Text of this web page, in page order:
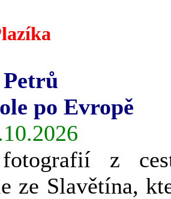
po Evropě
fotografií z
ze Slavětína,